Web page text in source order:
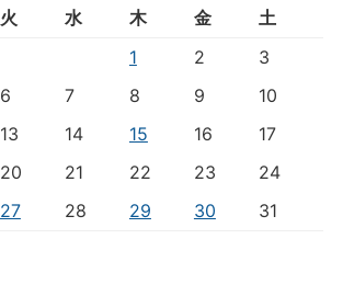
火 水 木 金
土
1
2
3
6 7 8 9
10
13 14 15 16
17
20 21 22 23
24
27 28 29 30 31